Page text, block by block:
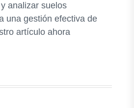
analizar suelos
una gestión efectiva de
artículo ahora